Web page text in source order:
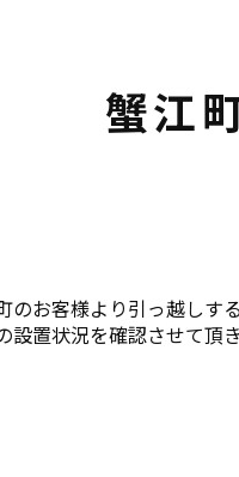
蟹江
のお客様より引っ越しす
設置状況を確認させて